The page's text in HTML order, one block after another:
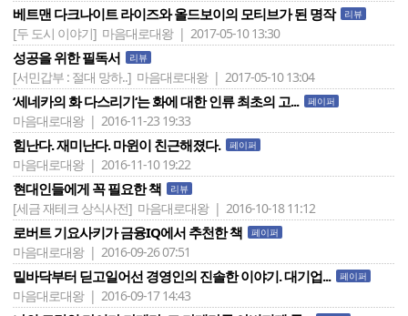
베트맨 다크나이트 라이즈와 올드보이의 모티브가 된 명작 리뷰
[두 도시 이야기] 마음대로대왕 | 2017-05-10 13:30
성공을 위한 필독서 리뷰
[서민갑부 : 절대 망하..] 마음대로대왕 | 2017-05-10 13:04
‘세네카의 화 다스리기‘는 화에 대한 인류 최초의 고... 페이퍼
마음대로대왕 | 2016-11-23 19:33
힘난다. 재미난다. 마윈이 친근해졌다. 페이퍼
마음대로대왕 | 2016-11-10 19:22
현대인들에게 꼭 필요한 책 리뷰
[세금 재테크 상식사전] 마음대로대왕 | 2016-10-18 11:12
로버트 기요사키가 금융IQ에서 추천한 책 페이퍼
마음대로대왕 | 2016-09-26 07:51
밑바닥부터 딛고일어선 경영인의 진솔한 이야기. 대기업... 페이퍼
마음대로대왕 | 2016-09-17 14:43